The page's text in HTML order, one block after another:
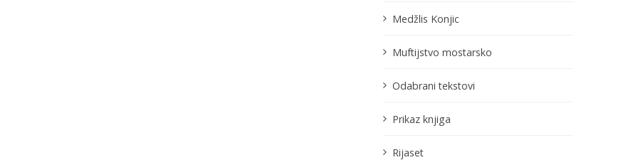
Medžlis Konjic
Muftijstvo mostarsko
Odabrani tekstovi
Prikaz knjiga
Rijaset